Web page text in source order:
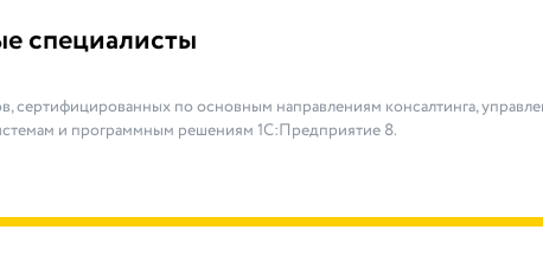
специалисты
сертифицированных по основным направлениям консалтинга,
и программным решениям 1С:Предприятие 8.